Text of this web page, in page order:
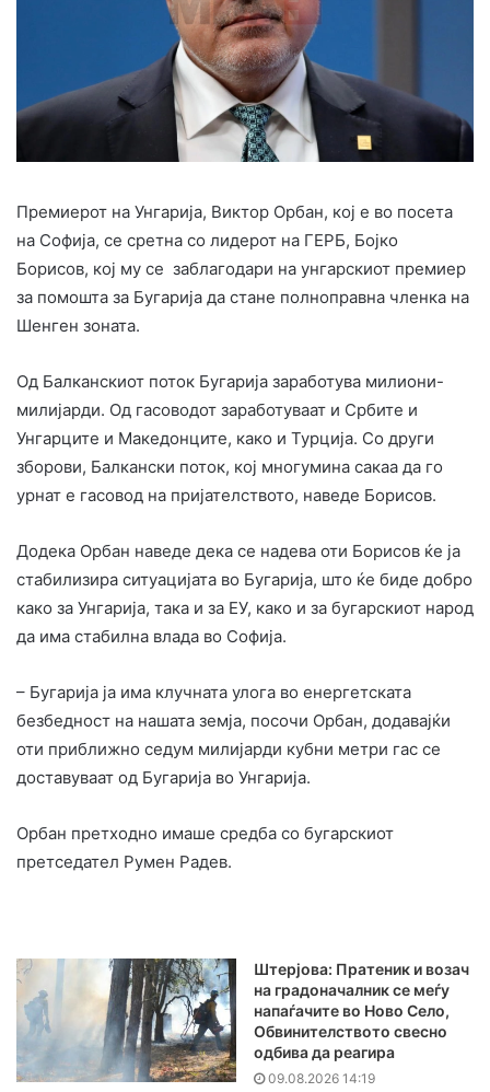
Премиерот на Унгарија, Виктор Орбан, кој е во посета
на Софија, се сретна со лидерот на ГЕРБ, Бојко
Борисов, кој му се заблагодари на унгарскиот премиер
за помошта за Бугарија да стане полноправна членка на
Шенген зоната.
Од Балканскиот поток Бугарија заработува милиони-
милијарди. Од гасоводот заработуваат и Србите и
Унгарците и Македонците, како и Турција. Со други
зборови, Балкански поток, кој многумина сакаа да го
урнат е гасовод на пријателството, наведе Борисов.
Додека Орбан наведе дека се надева оти Борисов ќе ја
стабилизира ситуацијата во Бугарија, што ќе биде добро
како за Унгарија, така и за ЕУ, како и за бугарскиот народ
да има стабилна влада во Софија.
– Бугарија ја има клучната улога во енергетската
безбедност на нашата земја, посочи Орбан, додавајќи
оти приближно седум милијарди кубни метри гас се
доставуваат од Бугарија во Унгарија.
Орбан претходно имаше средба со бугарскиот
претседател Румен Радев.
Штерјова: Пратеник и возач
на градоначалник се меѓу
напаѓачите во Ново Село,
Обвинителството свесно
одбива да реагира
09.08.2026 14:19